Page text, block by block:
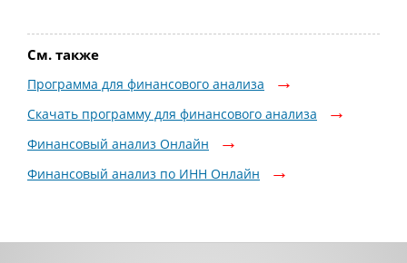
См. также
Программа для финансового анализа
Скачать программу для финансового анализа
Финансовый анализ Онлайн
Финансовый анализ по ИНН Онлайн